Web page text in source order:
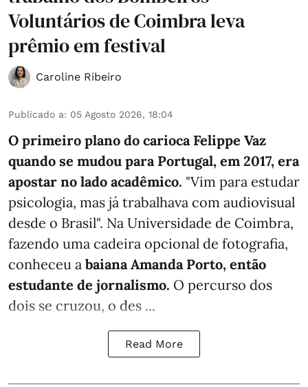
Voluntários de Coimbra leva
prêmio em festival
Caroline Ribeiro
Publicado a: 05 Agosto 2026, 18:04
O primeiro plano do carioca Felippe Vaz
quando se mudou para Portugal, em 2017, era
apostar no lado acadêmico. "Vim para estudar
psicologia, mas já trabalhava com audiovisual
desde o Brasil". Na Universidade de Coimbra,
fazendo uma cadeira opcional de fotografia,
conheceu a baiana Amanda Porto, então
estudante de jornalismo. O percurso dos
dois se cruzou, o des ...
Read More